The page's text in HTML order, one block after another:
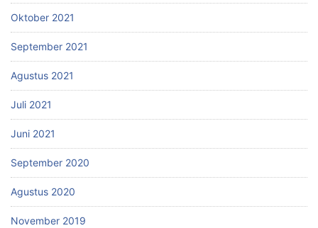
Oktober 2021
September 2021
Agustus 2021
Juli 2021
Juni 2021
September 2020
Agustus 2020
November 2019